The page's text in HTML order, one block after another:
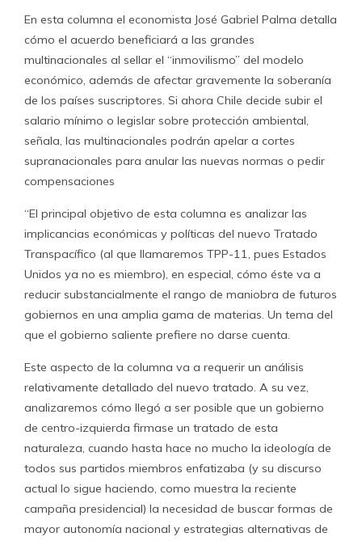
En esta columna el economista José Gabriel Palma detalla
cómo el acuerdo beneficiará a las grandes
multinacionales al sellar el “inmovilismo” del modelo
económico, además de afectar gravemente la soberanía
de los países suscriptores. Si ahora Chile decide subir el
salario mínimo o legislar sobre protección ambiental,
señala, las multinacionales podrán apelar a cortes
supranacionales para anular las nuevas normas o pedir
compensaciones
“El principal objetivo de esta columna es analizar las
implicancias económicas y políticas del nuevo Tratado
Transpacífico (al que llamaremos TPP-11, pues Estados
Unidos ya no es miembro), en especial, cómo éste va a
reducir substancialmente el rango de maniobra de futuros
gobiernos en una amplia gama de materias. Un tema del
que el gobierno saliente prefiere no darse cuenta.
Este aspecto de la columna va a requerir un análisis
relativamente detallado del nuevo tratado. A su vez,
analizaremos cómo llegó a ser posible que un gobierno
de centro-izquierda firmase un tratado de esta
naturaleza, cuando hasta hace no mucho la ideología de
todos sus partidos miembros enfatizaba (y su discurso
actual lo sigue haciendo, como muestra la reciente
campaña presidencial) la necesidad de buscar formas de
mayor autonomía nacional y estrategias alternativas de